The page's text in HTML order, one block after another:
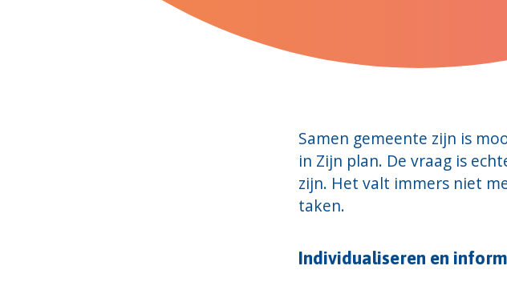
Samen gemeente zijn is
in Zijn plan. De vraag is
zijn. Het valt immers niet
taken.
Individualiseren en